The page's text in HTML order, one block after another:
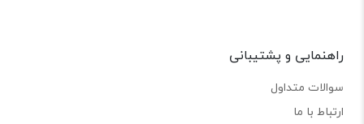
راهنمایی و پشتیبانی
سوالات متداول
ارتباط با ما